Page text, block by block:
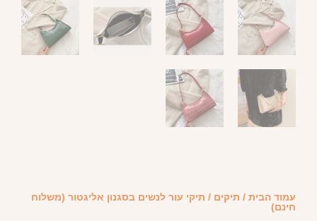
עמוד הבית / תיקים / תיקי עור לנשים בסגנון אליגטור (משלוח
חינם)